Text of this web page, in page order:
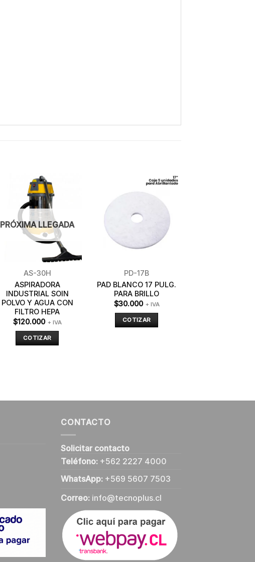
PRÓXIMA LLEGADA
AS-30H
ASPIRADORA
INDUSTRIAL SOIN
POLVO Y AGUA CON
FILTRO HEPA
$120.000 + IVA
COTIZAR
PD-17B
PAD BLANCO 17 PULG.
PARA BRILLO
$30.000 + IVA
COTIZAR
CONTACTO
Solicitar contacto
Teléfono: +562 2227 4000
WhatsApp: +569 5607 7503
Correo: info@tecnoplus.cl